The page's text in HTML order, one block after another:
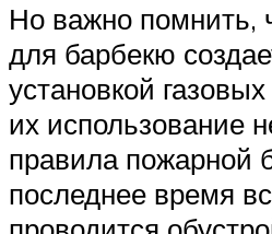
Но важно помнить,
для барбекю
установкой
их использование
правила пожарной
последнее время